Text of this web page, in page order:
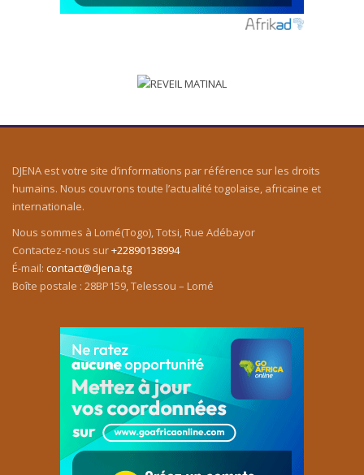
DJENA est votre site d’informations par référence sur les droits
humains. Nous couvrons toute l’actualité togolaise, africaine et
internationale.
Nous sommes à Lomé(Togo), Totsi, Rue Adébayor
Contactez-nous sur+22890138994
É-mail: contact@djena.tg
Boîte postale : 28BP159, Telessou – Lomé